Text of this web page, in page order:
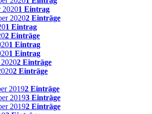
20201 Eintrag
20202 Einträge
1 Eintrag
2 Einträge
1 Eintrag
1 Eintrag
2 Einträge
2 Einträge
20192 Einträge
20193 Einträge
20192 Einträge